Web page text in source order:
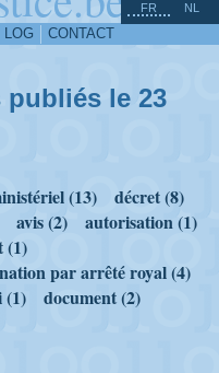
LOG CONTACT
FR NL
publiés le 23
(13)
décret (8)
avis (2)
autorisation (1)
(1)
par arrêté royal (4)
(1) document (2)
^